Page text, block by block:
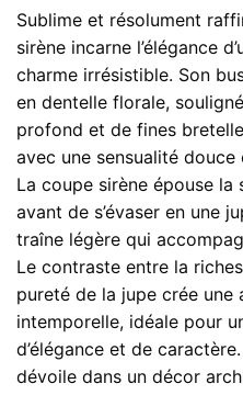
Sublime et résolument
sirène incarne l’élégance
charme irrésistible. Son
en dentelle florale,
profond et de fines
avec une sensualité
La coupe sirène épouse
avant de s’évaser en une
traîne légère qui
Le contraste entre la
pureté de la jupe crée une
intemporelle, idéale pour
d’élégance et de
dévoile dans un décor